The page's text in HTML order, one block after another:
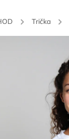
/ Trička /